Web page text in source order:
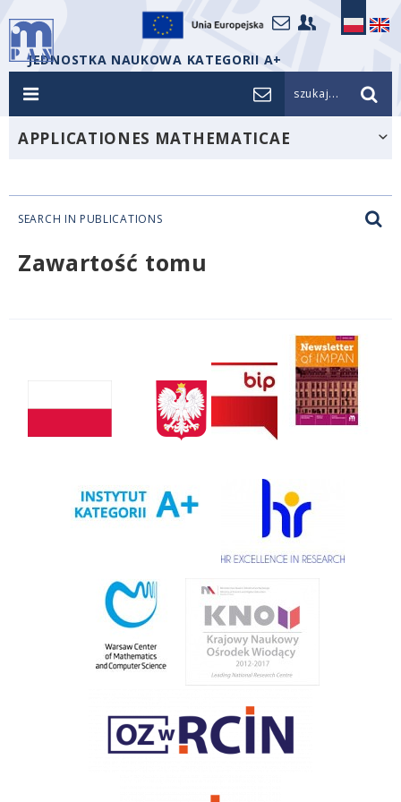
JEDNOSTKA NAUKOWA KATEGORII A+
szukaj...
APPLICATIONES MATHEMATICAE
SEARCH IN PUBLICATIONS
Zawartość tomu